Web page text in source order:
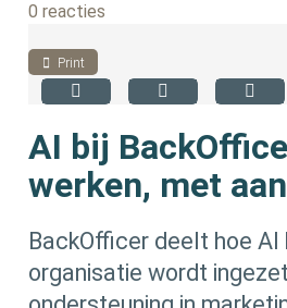
0 reacties
Print
AI bij
werken, met
BackOfficer deelt hoe AI
organisatie wordt